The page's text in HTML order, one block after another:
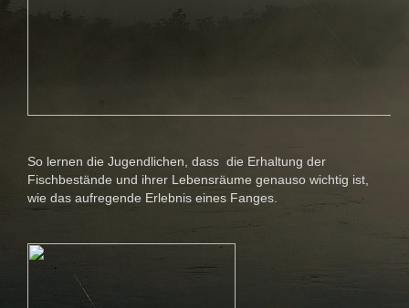
So lernen die Jugendlichen, dass die Erhaltung der
Fischbestände und ihrer Lebensräume genauso wichtig ist,
wie das aufregende Erlebnis eines Fanges.